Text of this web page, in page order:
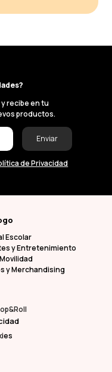
Escolar
y Entretenimiento
y Merchandising
recibe en tu
productos.
Enviar
de Privacidad